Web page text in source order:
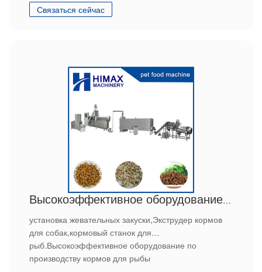
Связаться сейчас
Высокоэффективное оборудование по производству кормов для рыбы
установка жевательных закуски,Экструдер кормов
для собак,кормовый станок для
рыб.Высокоэффективное оборудование по
производству кормов для рыбы